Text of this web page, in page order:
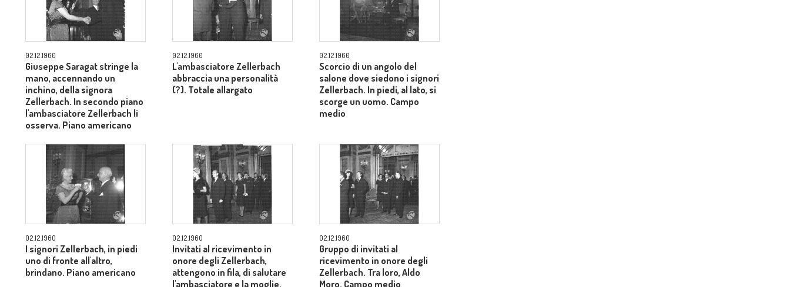
02.12.1960
Giuseppe Saragat stringe la
mano, accennando un
inchino, della signora
Zellerbach. In secondo piano
l'ambasciatore Zellerbach li
osserva. Piano americano
02.12.1960
L'ambasciatore Zellerbach
abbraccia una personalità
(?). Totale allargato
02.12.1960
Scorcio di un angolo del
salone dove siedono i signori
Zellerbach. In piedi, al lato, si
scorge un uomo. Campo
medio
02.12.1960
I signori Zellerbach, in piedi
uno di fronte all'altro,
brindano. Piano americano
02.12.1960
Invitati al ricevimento in
onore degli Zellerbach,
attengono in fila, di salutare
l'ambasciatore e la moglie.
02.12.1960
Gruppo di invitati al
ricevimento in onore degli
Zellerbach. Tra loro, Aldo
Moro. Campo medio